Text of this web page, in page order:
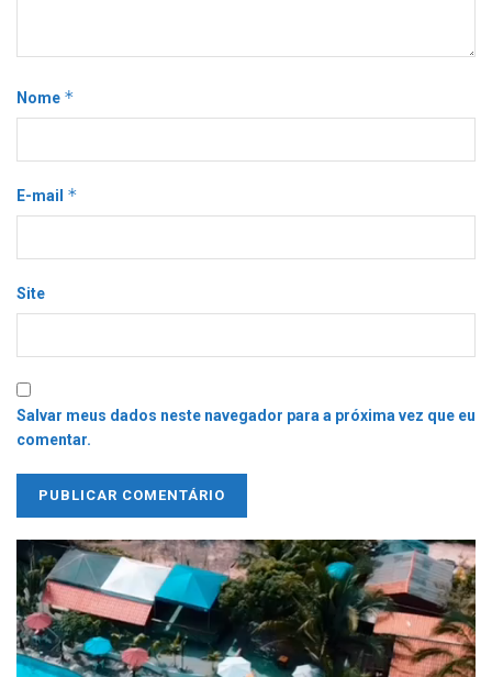
Nome *
E-mail *
Site
Salvar meus dados neste navegador para a próxima vez que eu
comentar.
Tocador
de
vídeo